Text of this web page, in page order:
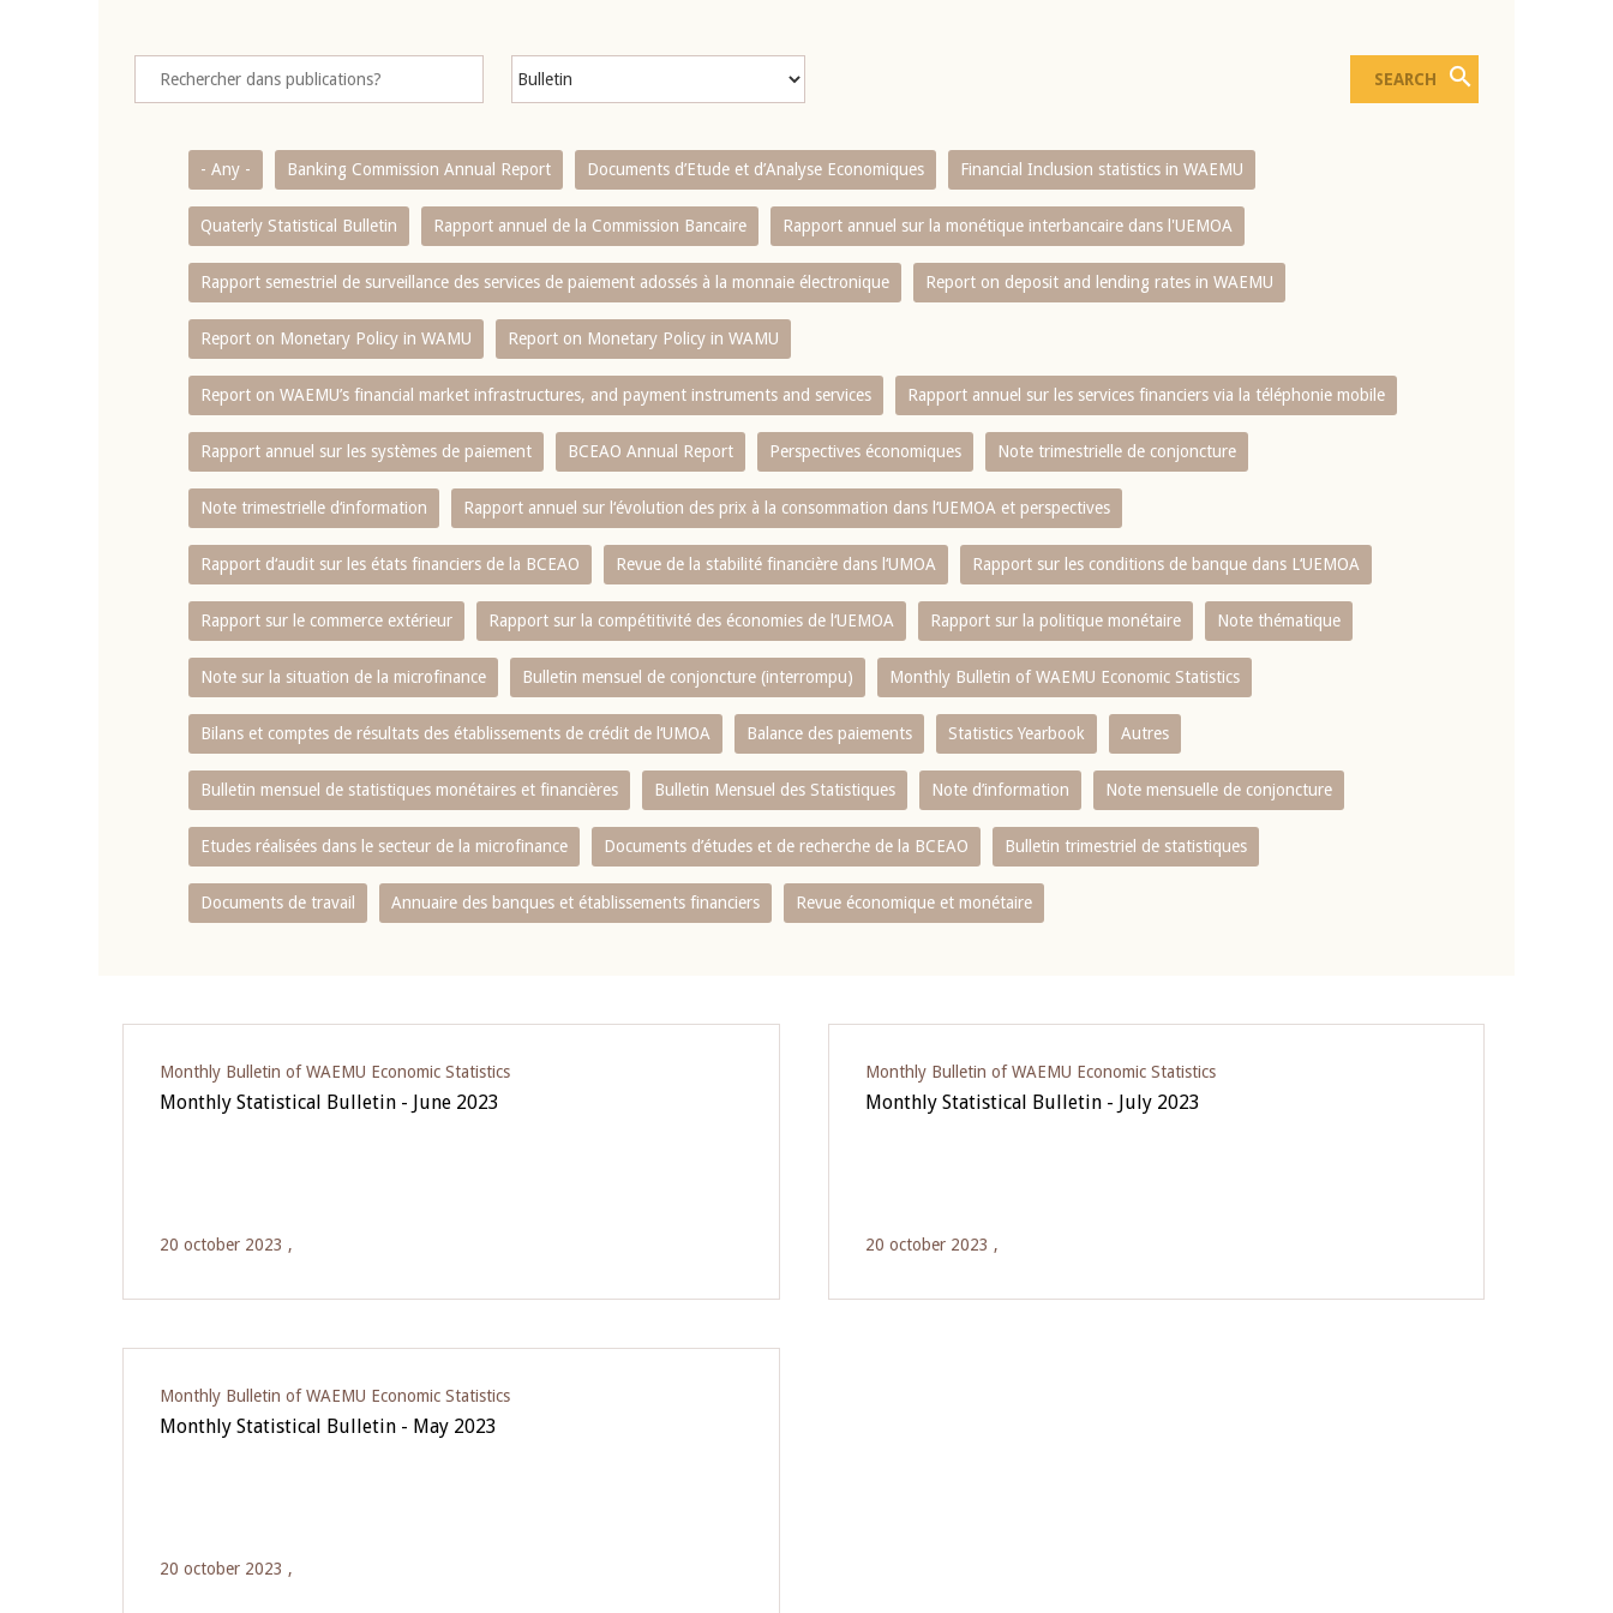
- Any - Banking Commission Annual Report Documents d’Etude et d’Analyse Economiques Financial Inclusion statistics in WAEMU
Quaterly Statistical Bulletin Rapport annuel de la Commission Bancaire Rapport annuel sur la monétique interbancaire dans l'UEMOA
Rapport semestriel de surveillance des services de paiement adossés à la monnaie électronique Report on deposit and lending rates in WAEMU
Report on Monetary Policy in WAMU Report on Monetary Policy in WAMU
Report on WAEMU’s financial market infrastructures, and payment instruments and services Rapport annuel sur les services financiers via la téléphonie mobile
Rapport annuel sur les systèmes de paiement BCEAO Annual Report Perspectives économiques Note trimestrielle de conjoncture
Note trimestrielle d‘information Rapport annuel sur l‘évolution des prix à la consommation dans l‘UEMOA et perspectives
Rapport d‘audit sur les états financiers de la BCEAO Revue de la stabilité financière dans l‘UMOA Rapport sur les conditions de banque dans L‘UEMOA
Rapport sur le commerce extérieur Rapport sur la compétitivité des économies de l‘UEMOA Rapport sur la politique monétaire Note thématique
Note sur la situation de la microfinance Bulletin mensuel de conjoncture (interrompu) Monthly Bulletin of WAEMU Economic Statistics
Bilans et comptes de résultats des établissements de crédit de l‘UMOA Balance des paiements Statistics Yearbook Autres
Bulletin mensuel de statistiques monétaires et financières Bulletin Mensuel des Statistiques Note d’information Note mensuelle de conjoncture
Etudes réalisées dans le secteur de la microfinance Documents d’études et de recherche de la BCEAO Bulletin trimestriel de statistiques
Documents de travail Annuaire des banques et établissements financiers Revue économique et monétaire
Monthly Bulletin of WAEMU Economic Statistics
Monthly Statistical Bulletin - June 2023
20 october 2023 ,
Monthly Bulletin of WAEMU Economic Statistics
Monthly Statistical Bulletin - July 2023
20 october 2023 ,
Monthly Bulletin of WAEMU Economic Statistics
Monthly Statistical Bulletin - May 2023
20 october 2023 ,